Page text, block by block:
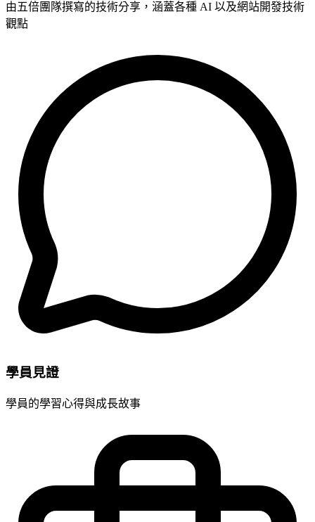
由五倍團隊撰寫的技術分享，涵蓋各種 AI 以及網站開發技術
觀點
學員見證
學員的學習心得與成長故事